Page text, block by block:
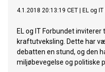
4.1.2018 20:13:19 CET EL og
EL og IT Forbundet
kraftutveksling. Dette har
debatten en stund, og den
miljøbevegelse og politiske